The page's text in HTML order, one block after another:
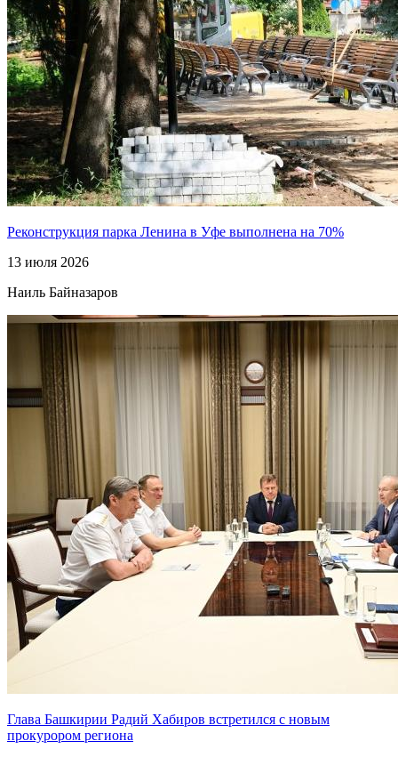
Реконструкция парка Ленина в Уфе выполнена на 70%
13 июля 2026
Наиль Байназаров
Глава Башкирии Радий Хабиров встретился с новым
прокурором региона